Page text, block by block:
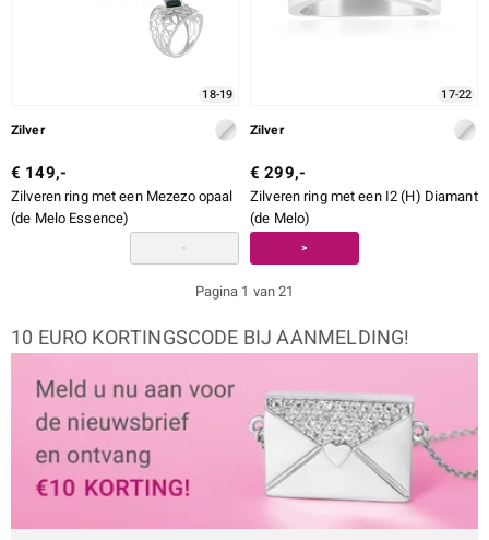
18-19
Zilver
€ 149,-
Zilveren ring met een Mezezo opaal
(de Melo Essence)
17-22
Zilver
€ 299,-
Zilveren ring met een I2 (H) Diamant
(de Melo)
< >
Pagina 1 van 21
10 EURO KORTINGSCODE BIJ AANMELDING!